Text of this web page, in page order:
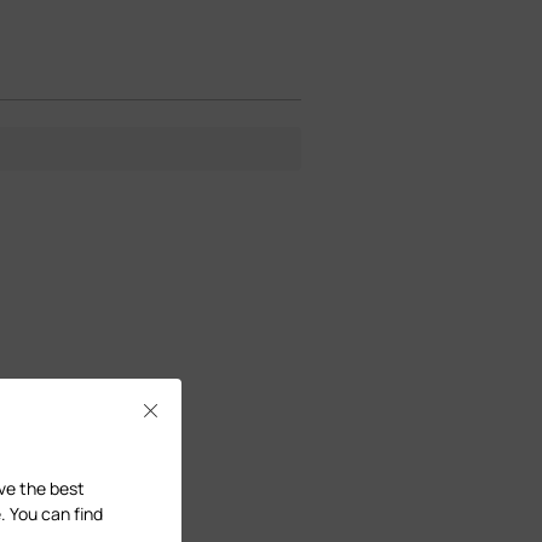
the best
You can find
Close